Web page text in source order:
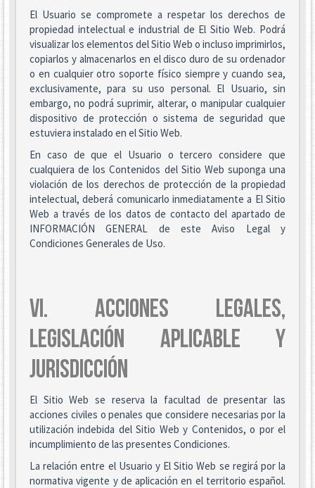
El Usuario se compromete a respetar los derechos de
propiedad intelectual e industrial de El Sitio Web. Podrá
visualizar los elementos del Sitio Web o incluso imprimirlos,
copiarlos y almacenarlos en el disco duro de su ordenador
o en cualquier otro soporte físico siempre y cuando sea,
exclusivamente, para su uso personal. El Usuario, sin
embargo, no podrá suprimir, alterar, o manipular cualquier
dispositivo de protección o sistema de seguridad que
estuviera instalado en el Sitio Web.
En caso de que el Usuario o tercero considere que
cualquiera de los Contenidos del Sitio Web suponga una
violación de los derechos de protección de la propiedad
intelectual, deberá comunicarlo inmediatamente a El Sitio
Web a través de los datos de contacto del apartado de
INFORMACIÓN GENERAL de este Aviso Legal y
Condiciones Generales de Uso.
VI. ACCIONES LEGALES,
LEGISLACIÓN APLICABLE Y
JURISDICCIÓN
El Sitio Web se reserva la facultad de presentar las
acciones civiles o penales que considere necesarias por la
utilización indebida del Sitio Web y Contenidos, o por el
incumplimiento de las presentes Condiciones.
La relación entre el Usuario y El Sitio Web se regirá por la
normativa vigente y de aplicación en el territorio español.